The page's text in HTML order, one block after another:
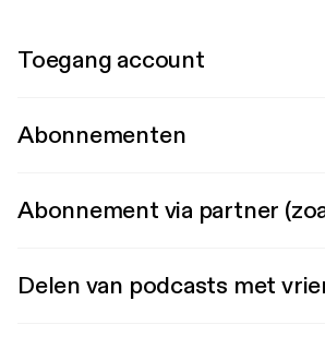
Toegang account
Abonnementen
Abonnement via partner
Delen van podcasts met